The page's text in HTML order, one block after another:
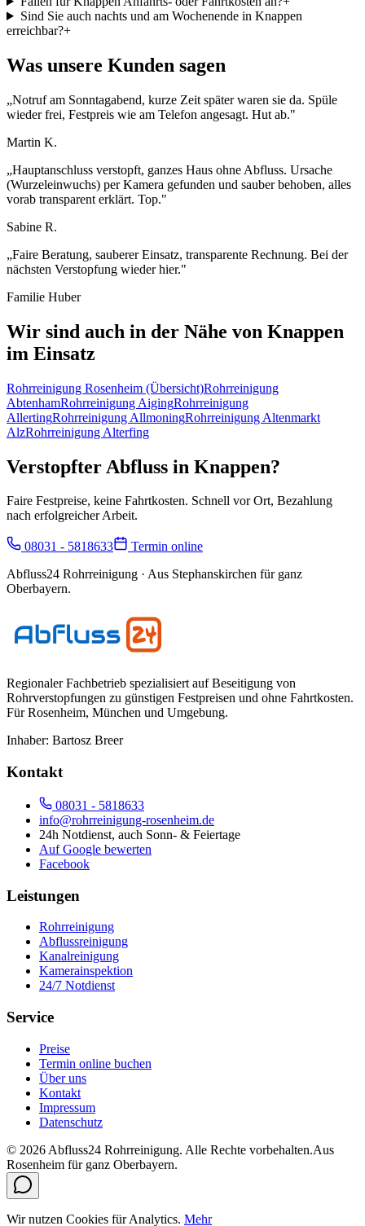
Sind Sie auch nachts und am Wochenende in Knappen
erreichbar?+
Was unsere Kunden sagen
„Notruf am Sonntagabend, kurze Zeit später waren sie da. Spüle
wieder frei, Festpreis wie am Telefon angesagt. Hut ab."
Martin K.
„Hauptanschluss verstopft, ganzes Haus ohne Abfluss. Ursache
(Wurzeleinwuchs) per Kamera gefunden und sauber behoben, alles
vorab transparent erklärt. Top."
Sabine R.
„Faire Beratung, sauberer Einsatz, transparente Rechnung. Bei der
nächsten Verstopfung wieder hier."
Familie Huber
Wir sind auch in der Nähe von Knappen
im Einsatz
Rohrreinigung Rosenheim (Übersicht)Rohrreinigung
AbtenhamRohrreinigung AigingRohrreinigung
AllertingRohrreinigung AllmoningRohrreinigung Altenmarkt
AlzRohrreinigung Alterfing
Verstopfter Abfluss in Knappen?
Faire Festpreise, keine Fahrtkosten. Schnell vor Ort, Bezahlung
nach erfolgreicher Arbeit.
08031 - 5818633
Termin online
Abfluss24 Rohrreinigung · Aus Stephanskirchen für ganz
Oberbayern.
Regionaler Fachbetrieb spezialisiert auf Beseitigung von
Rohrverstopfungen zu günstigen Festpreisen und ohne Fahrtkosten.
FürRosenheim, München und Umgebung.
Inhaber: Bartosz Breer
Kontakt
08031 - 5818633
info@rohrreinigung-rosenheim.de
24h Notdienst, auch Sonn- & Feiertage
Auf Google bewerten
Facebook
Leistungen
Rohrreinigung
Abflussreinigung
Kanalreinigung
Kamerainspektion
24/7 Notdienst
Service
Preise
Termin online buchen
Über uns
Kontakt
Impressum
Datenschutz
© 2026 Abfluss24 Rohrreinigung. Alle Rechte vorbehalten.Aus
Rosenheim für ganz Oberbayern.
Wir nutzen Cookies für Analytics. Mehr